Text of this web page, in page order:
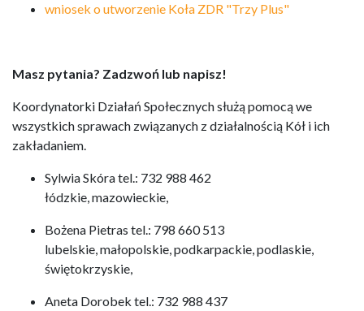
wniosek o utworzenie Koła ZDR "Trzy Plus"
Masz pytania? Zadzwoń lub napisz!
Koordynatorki Działań Społecznych służą pomocą we
wszystkich sprawach związanych z działalnością Kół i ich
zakładaniem.
Sylwia Skóra tel.: 732 988 462
łódzkie, mazowieckie,
Bożena Pietras tel.: 798 660 513
lubelskie, małopolskie, podkarpackie, podlaskie,
świętokrzyskie,
Aneta Dorobek tel.: 732 988 437